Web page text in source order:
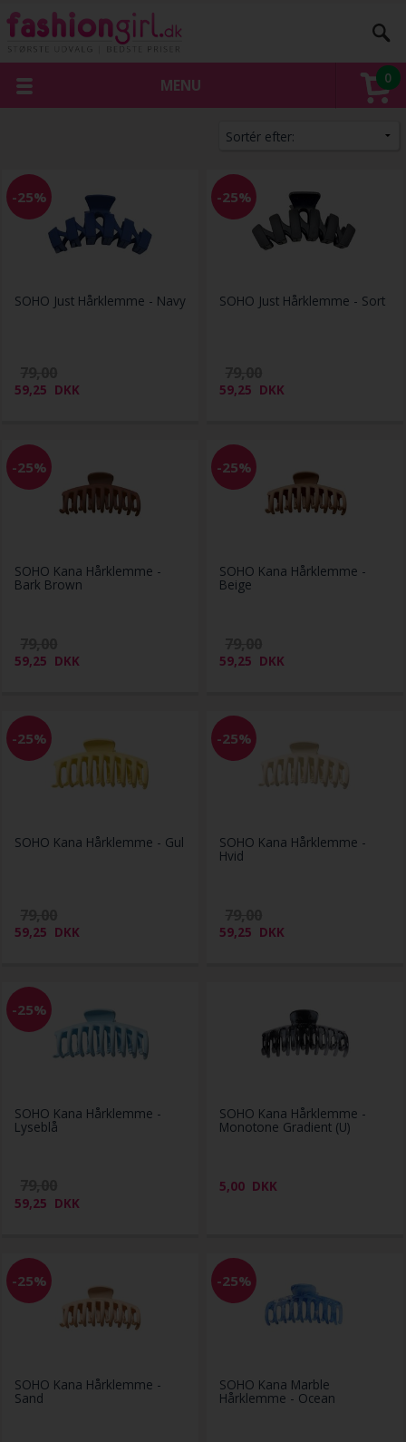
0
MENU
-25%
SOHO Just Hårklemme - Navy
59,25 DKK
-25%
SOHO Just Hårklemme - Sort
59,25 DKK
-25%
SOHO Kana Hårklemme -
Bark Brown
59,25 DKK
-25%
SOHO Kana Hårklemme -
Beige
59,25 DKK
-25%
SOHO Kana Hårklemme - Gul
59,25 DKK
-25%
SOHO Kana Hårklemme -
Hvid
59,25 DKK
-25%
SOHO Kana Hårklemme -
Lyseblå
59,25 DKK
SOHO Kana Hårklemme -
Monotone Gradient (U)
5,00 DKK
-25%
SOHO Kana Hårklemme -
Sand
-25%
SOHO Kana Marble
Hårklemme - Ocean